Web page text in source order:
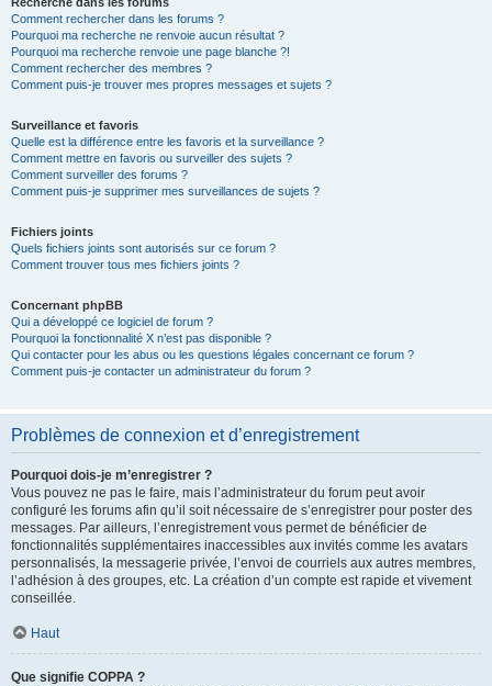
Comment rechercher dans les forums ?
Pourquoi ma recherche ne renvoie aucun résultat ?
Pourquoi ma recherche renvoie une page blanche ?!
Comment rechercher des membres ?
Comment puis-je trouver mes propres messages et sujets ?
Surveillance et favoris
Quelle est la différence entre les favoris et la surveillance ?
Comment mettre en favoris ou surveiller des sujets ?
Comment surveiller des forums ?
Comment puis-je supprimer mes surveillances de sujets ?
Fichiers joints
Quels fichiers joints sont autorisés sur ce forum ?
Comment trouver tous mes fichiers joints ?
Concernant phpBB
Qui a développé ce logiciel de forum ?
Pourquoi la fonctionnalité X n’est pas disponible ?
Qui contacter pour les abus ou les questions légales concernant ce forum ?
Comment puis-je contacter un administrateur du forum ?
Problèmes de connexion et d’enregistrement
Pourquoi dois-je m’enregistrer ?
Vous pouvez ne pas le faire, mais l’administrateur du forum peut avoir
configuré les forums afin qu’il soit nécessaire de s’enregistrer pour poster des
messages. Par ailleurs, l’enregistrement vous permet de bénéficier de
fonctionnalités supplémentaires inaccessibles aux invités comme les avatars
personnalisés, la messagerie privée, l’envoi de courriels aux autres membres,
l’adhésion à des groupes, etc. La création d’un compte est rapide et vivement
conseillée.
Haut
Que signifie COPPA ?